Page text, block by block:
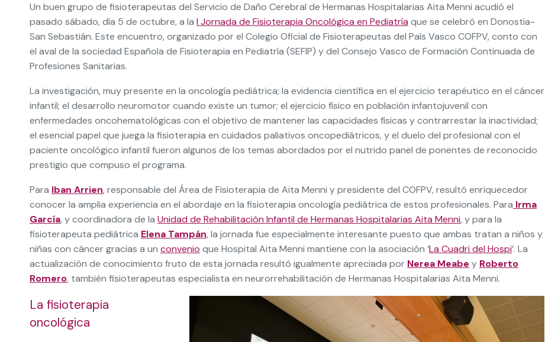
Un buen grupo de fisioterapeutas del Servicio de Daño Cerebral de Hermanas Hospitalarias Aita Menni acudió el
pasado sábado, día 5 de octubre, a la I Jornada de Fisioterapia Oncológica en Pediatría que se celebró en Donostia-
San Sebastián. Este encuentro, organizado por el Colegio Oficial de Fisioterapeutas del País Vasco COFPV, conto con
el aval de la sociedad Española de Fisioterapia en Pediatría (SEFIP) y del Consejo Vasco de Formación Continuada de
Profesiones Sanitarias.
La investigación, muy presente en la oncología pediátrica; la evidencia científica en el ejercicio terapéutico en el cáncer
infantil; el desarrollo neuromotor cuando existe un tumor; el ejercicio físico en población infantojuvenil con
enfermedades oncohematológicas con el objetivo de mantener las capacidades físicas y contrarrestar la inactividad;
el esencial papel que juega la fisioterapia en cuidados paliativos oncopediátricos, y el duelo del profesional con el
paciente oncológico infantil fueron algunos de los temas abordados por el nutrido panel de ponentes de reconocido
prestigio que compuso el programa.
Para Iban Arrien, responsable del Área de Fisioterapia de Aita Menni y presidente del COFPV, resultó enriquecedor
conocer la amplia experiencia en el abordaje en la fisioterapia oncología pediátrica de estos profesionales. Para Irma
García, y coordinadora de la Unidad de Rehabilitación Infantil de Hermanas Hospitalarias Aita Menni, y para la
fisioterapeuta pediátrica Elena Tampán, la jornada fue especialmente interesante puesto que ambas tratan a niños y
niñas con cáncer gracias a un convenio que Hospital Aita Menni mantiene con la asociación ‘La Cuadri del Hospi’. La
actualización de conocimiento fruto de esta jornada resultó igualmente apreciada por Nerea Meabe y Roberto
Romero, también fisioterapeutas especialista en neurorrehabilitación de Hermanas Hospitalarias Aita Menni.
La fisioterapia
oncológica